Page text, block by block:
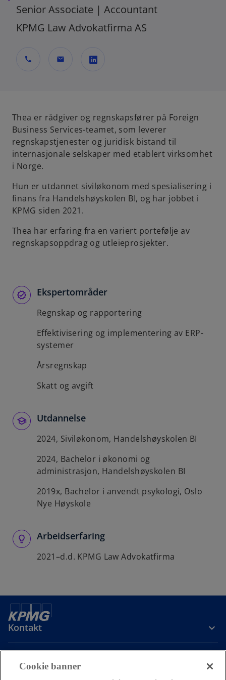
Senior Associate | Accountant
KPMG Law Advokatfirma AS
call mail
n
s
i
n
e
w
t
a
b
Thea er rådgiver og regnskapsfører på Foreign
Business Services-teamet, som leverer
regnskapstjenester og juridisk bistand til
internasjonale selskaper med etablert virksomhet
i Norge.
Hun er utdannet siviløkonom med spesialisering i
finans fra Handelshøyskolen BI, og har jobbet i
KPMG siden 2021.
Thea har erfaring fra en variert portefølje av
regnskapsoppdrag og utleieprosjekter.
Ekspertområder
Regnskap og rapportering
Effektivisering og implementering av ERP-
systemer
Årsregnskap
Skatt og avgift
Utdannelse
2024, Siviløkonom, Handelshøyskolen BI
2024, Bachelor i økonomi og
administrasjon, Handelshøyskolen BI
2019x, Bachelor i anvendt psykologi, Oslo
Nye Høyskole
Arbeidserfaring
2021–d.d. KPMG Law Advokatfirma
Kontakt
Om oss
Cookie banner